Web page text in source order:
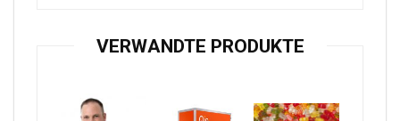
VERWANDTE PRODUKTE